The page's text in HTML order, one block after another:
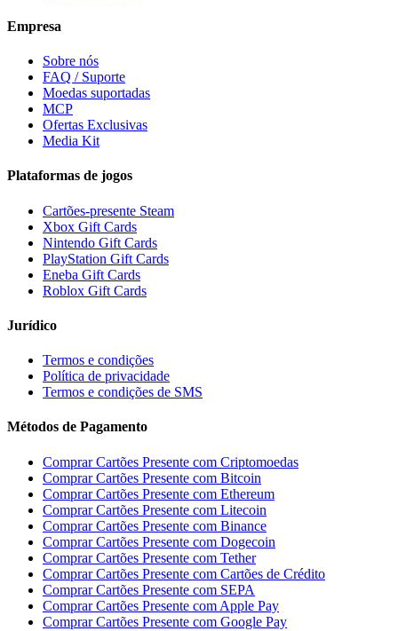
Empresa
Sobre nós
FAQ / Suporte
Moedas suportadas
MCP
Ofertas Exclusivas
Media Kit
Plataformas de jogos
Cartões-presente Steam
Xbox Gift Cards
Nintendo Gift Cards
PlayStation Gift Cards
Eneba Gift Cards
Roblox Gift Cards
Jurídico
Termos e condições
Política de privacidade
Termos e condições de SMS
Métodos de Pagamento
Comprar Cartões Presente com Criptomoedas
Comprar Cartões Presente com Bitcoin
Comprar Cartões Presente com Ethereum
Comprar Cartões Presente com Litecoin
Comprar Cartões Presente com Binance
Comprar Cartões Presente com Dogecoin
Comprar Cartões Presente com Tether
Comprar Cartões Presente com Cartões de Crédito
Comprar Cartões Presente com SEPA
Comprar Cartões Presente com Apple Pay
Comprar Cartões Presente com Google Pay